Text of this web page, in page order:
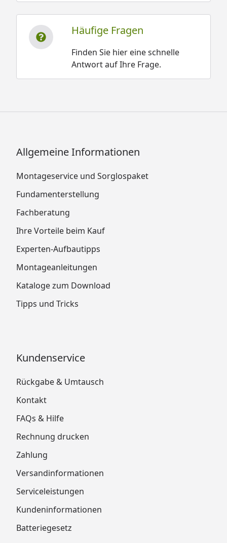
Häufige Fragen
Finden Sie hier eine schnelle
Antwort auf Ihre Frage.
Allgemeine Informationen
Montageservice und Sorglospaket
Fundamenterstellung
Fachberatung
Ihre Vorteile beim Kauf
Experten-Aufbautipps
Montageanleitungen
Kataloge zum Download
Tipps und Tricks
Kundenservice
Rückgabe & Umtausch
Kontakt
FAQs & Hilfe
Rechnung drucken
Zahlung
Versandinformationen
Serviceleistungen
Kundeninformationen
Batteriegesetz